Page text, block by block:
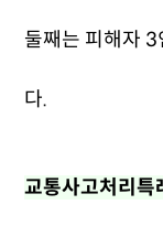
둘째는 피해자 3
다.
교통사고처리특